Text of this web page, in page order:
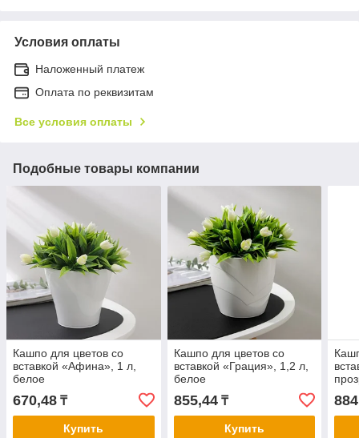
Условия оплаты
Наложенный платеж
Оплата по реквизитам
Все условия оплаты
Подобные товары компании
Кашпо для цветов со
вставкой «Афина», 1 л,
белое
670,48 ₸
Купить
Кашпо для цветов со
вставкой «Грация», 1,2 л,
белое
855,44₸
Купить